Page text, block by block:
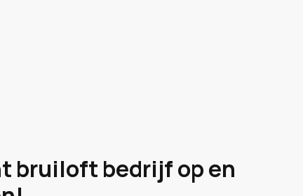
bruiloft bedrijf op en